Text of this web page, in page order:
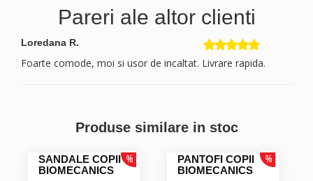
Pareri ale altor clienti
Loredana R.
Foarte comode, moi si usor de incaltat. Livrare rapida.
Produse similare in stoc
SANDALE COPII
BIOMECANICS
PANTOFI COPII
BIOMECANICS